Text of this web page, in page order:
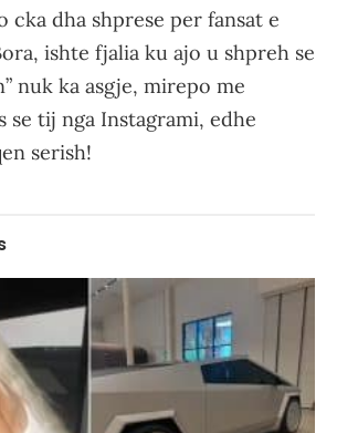
cka dha shprese per fansat e
ishte fjalia ku ajo u shpreh se
nuk ka asgje, mirepo me
se tij nga Instagrami, edhe
serish!